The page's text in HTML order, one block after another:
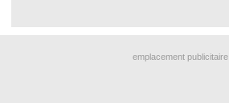
emplacement publicitaire